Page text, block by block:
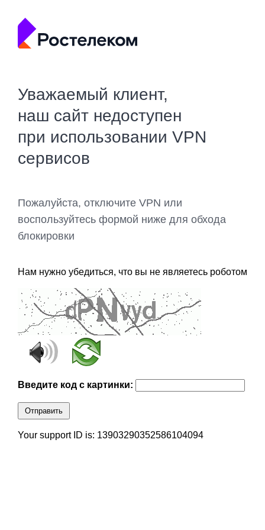
Уважаемый клиент,
наш сайт недоступен
при использовании VPN
сервисов
Пожалуйста, отключите VPN или
воспользуйтесь формой ниже для обхода
блокировки
Нам нужно убедиться, что вы не являетесь роботом
Введите код с картинки:
Отправить
Your support ID is: 13903290352586104094